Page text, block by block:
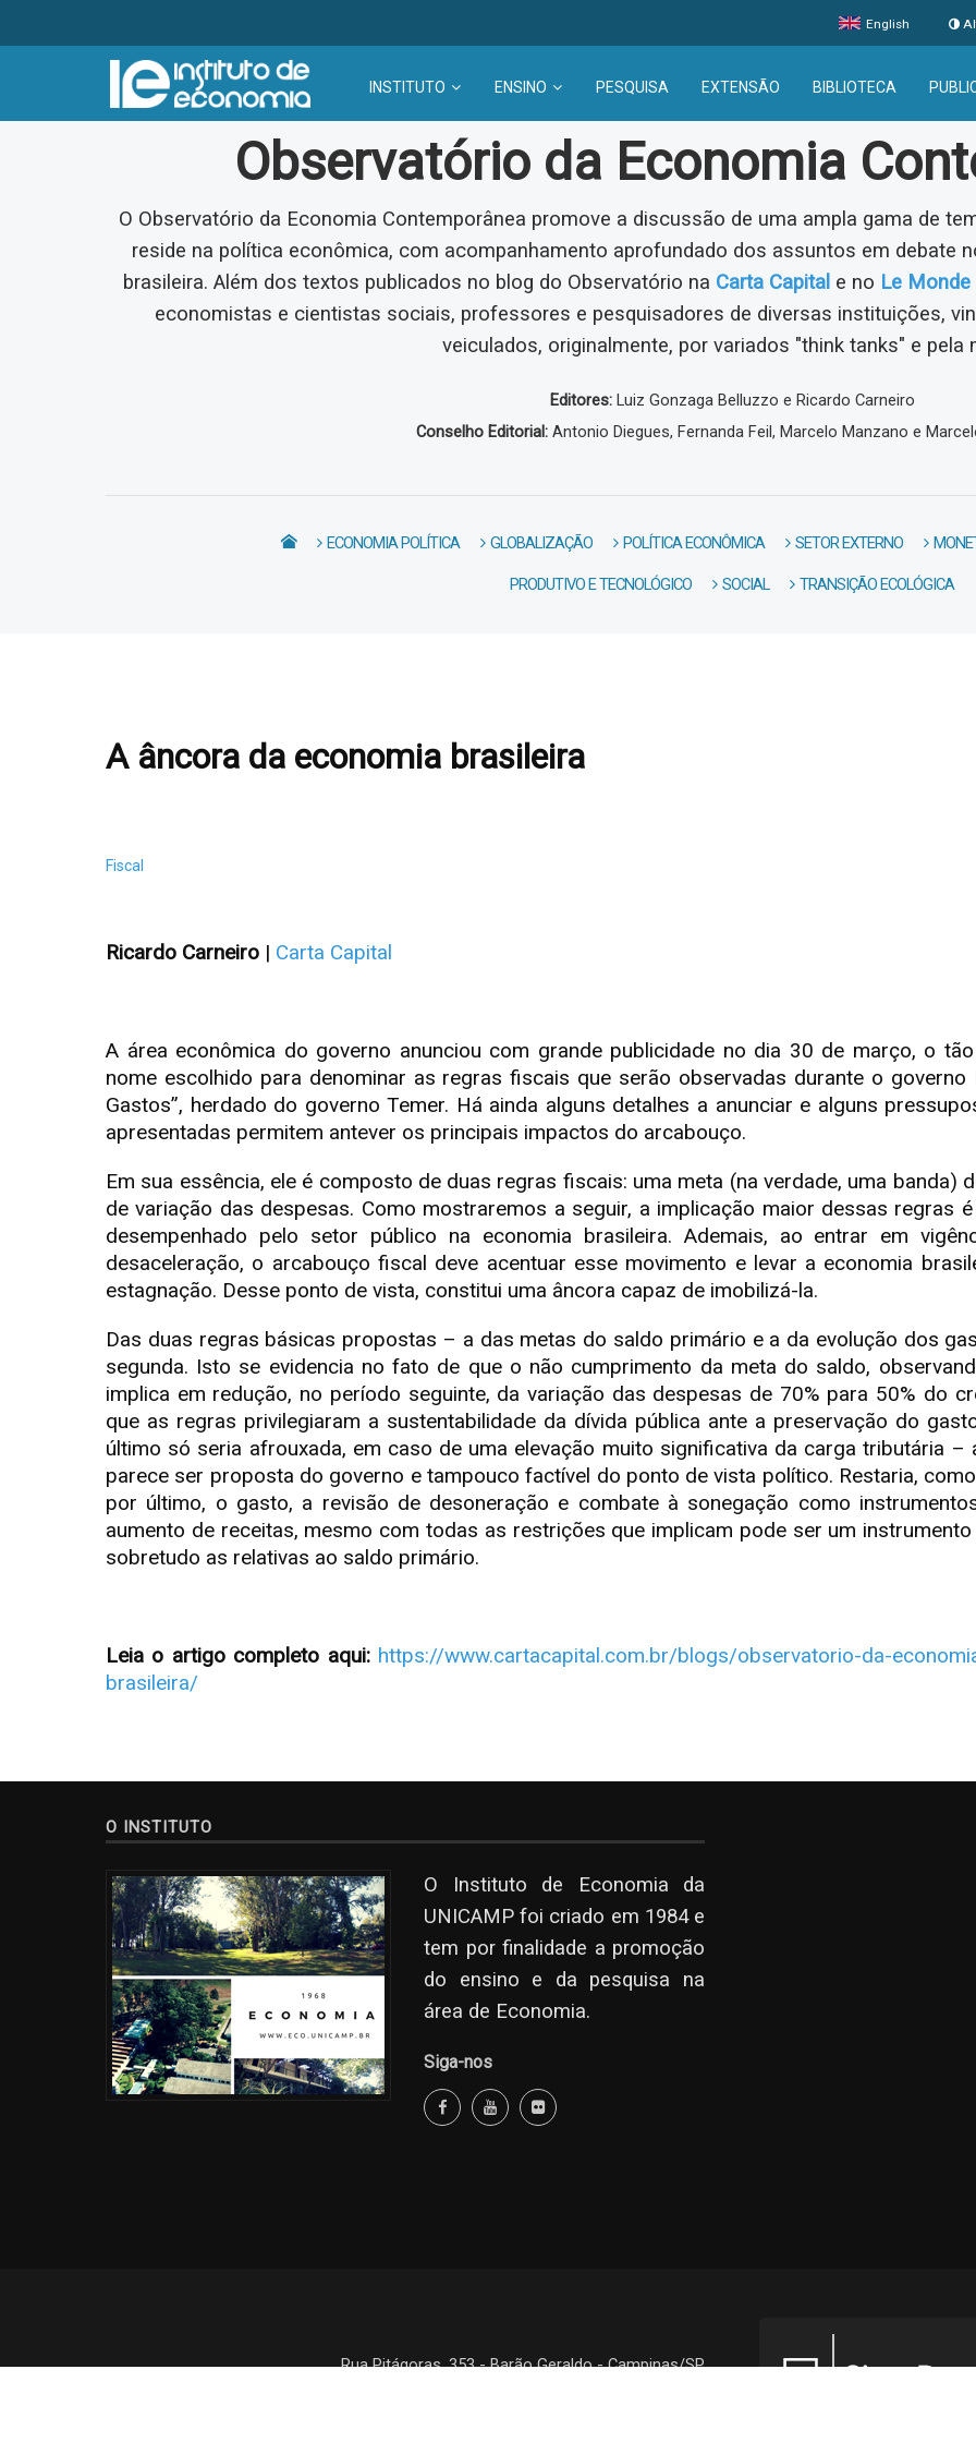
English
INSTITUTO ENSINO PESQUISA EXTENSÃO BIBLIOTECA
Observatório da Economia
O Observatório da Economia Contemporânea promove a discussão de uma ampla gama de
reside na política econômica, com acompanhamento aprofundado dos assuntos em debate
brasileira. Além dos textos publicados no blog do Observatório na Carta Capital e no Le
economistas e cientistas sociais, professores e pesquisadores de diversas instituições,
veiculados, originalmente, por variados "think tanks" e pela
Editores: Luiz Gonzaga Belluzzo e Ricardo Carneiro
Conselho Editorial: Antonio Diegues, Fernanda Feil, Marcelo Manzano e
ECONOMIA POLÍTICA GLOBALIZAÇÃO POLÍTICA ECONÔMICA SETOR EXTERNO
PRODUTIVO E TECNOLÓGICO SOCIAL TRANSIÇÃO ECOLÓGICA
A âncora da economia brasileira
Fiscal
Ricardo Carneiro | Carta Capital
A área econômica do governo anunciou com grande publicidade no dia 30 de março, o
nome escolhido para denominar as regras fiscais que serão observadas durante o
Gastos”, herdado do governo Temer. Há ainda alguns detalhes a anunciar e alguns
apresentadas permitem antever os principais impactos do arcabouço.
Em sua essência, ele é composto de duas regras fiscais: uma meta (na verdade, uma banda)
de variação das despesas. Como mostraremos a seguir, a implicação maior dessas regras
desempenhado pelo setor público na economia brasileira. Ademais, ao entrar em
desaceleração, o arcabouço fiscal deve acentuar esse movimento e levar a economia
estagnação. Desse ponto de vista, constitui uma âncora capaz de imobilizá-la.
Das duas regras básicas propostas – a das metas do saldo primário e a da evolução dos
segunda. Isto se evidencia no fato de que o não cumprimento da meta do saldo,
implica em redução, no período seguinte, da variação das despesas de 70% para 50% do
que as regras privilegiaram a sustentabilidade da dívida pública ante a preservação do
último só seria afrouxada, em caso de uma elevação muito significativa da carga tributária
parece ser proposta do governo e tampouco factível do ponto de vista político. Restaria,
por último, o gasto, a revisão de desoneração e combate à sonegação como
aumento de receitas, mesmo com todas as restrições que implicam pode ser um
sobretudo as relativas ao saldo primário.
Leia o artigo completo aqui: https://www.cartacapital.com.br/blogs/observatorio-da-
brasileira/
O INSTITUTO
O Instituto de Economia da
UNICAMP foi criado em 1984 e
tem por finalidade a promoção
do ensino e da pesquisa na
área de Economia.
Siga-nos
Rua Pitágoras, 353 - Barão Geraldo - Campinas/SP